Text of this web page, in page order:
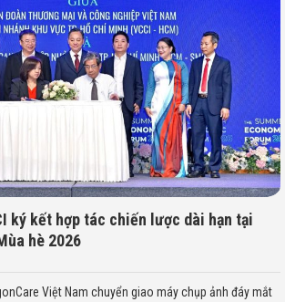
ký kết hợp tác chiến lược dài hạn tại
hè 2026
Việt Nam chuyển giao máy chụp ảnh đáy mắt